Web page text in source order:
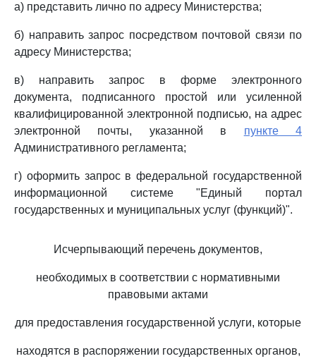
а) представить лично по адресу Министерства;
б) направить запрос посредством почтовой связи по
адресу Министерства;
в) направить запрос в форме электронного
документа, подписанного простой или усиленной
квалифицированной электронной подписью, на адрес
электронной почты, указанной в пункте 4
Административного регламента;
г) оформить запрос в федеральной государственной
информационной системе "Единый портал
государственных и муниципальных услуг (функций)".
Исчерпывающий перечень документов,
необходимых в соответствии с нормативными
правовыми актами
для предоставления государственной услуги, которые
находятся в распоряжении государственных органов,